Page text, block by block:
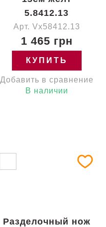
5.8412.13
Арт. Vx58412.13
1 465 грн
КУПИТЬ
Добавить в сравнение
В наличии
Разделочный нож